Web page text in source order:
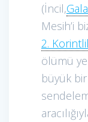
(İncil,
Mesih’i
2.
ölümü
büyük